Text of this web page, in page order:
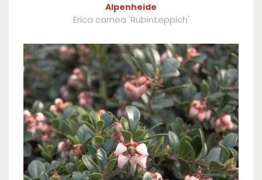
Alpenheide
Erica carnea 'Rubinteppich'